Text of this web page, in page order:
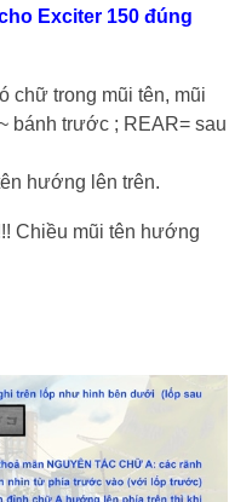
Exciter 150 đúng
chữ trong mũi tên, mũi
bánh trước ; REAR= sau
hướng lên trên.
Chiều mũi tên hướng